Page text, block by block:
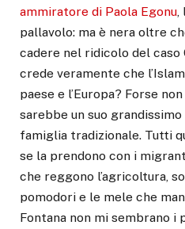
ammiratore di Paola Egonu,
pallavolo: ma è nera oltre
cadere nel ridicolo del caso
crede veramente che
paese e l’Europa? Forse
sarebbe un suo
famiglia tradizionale. Tutti
se la prendono con i
che reggono l’agricoltura,
pomodori e le mele che
Fontana non mi sembrano